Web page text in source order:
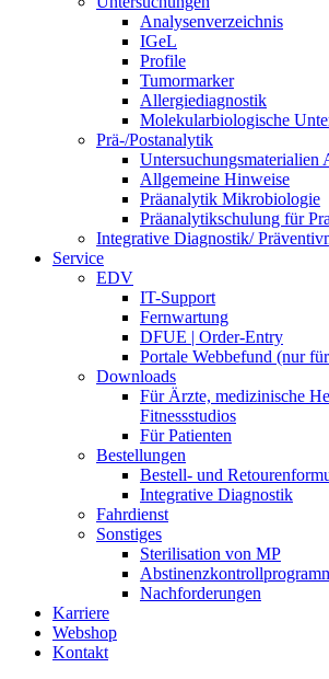
Analysenverzeichnis
IGeL
Profile
Tumormarker
Allergiediagnostik
Molekularbiologische
Prä-/Postanalytik
Untersuchungsmaterialien
Allgemeine Hinweise
Präanalytik Mikrobiologie
Präanalytikschulung für
Integrative Diagnostik/
Service
EDV
IT-Support
Fernwartung
DFUE | Order-Entry
Portale Webbefund (nur
Downloads
Für Ärzte, medizinische
Fitnessstudios
Für Patienten
Bestellungen
Bestell- und
Integrative Diagnostik
Fahrdienst
Sonstiges
Sterilisation von MP
Nachforderungen
Karriere
Webshop
Kontakt